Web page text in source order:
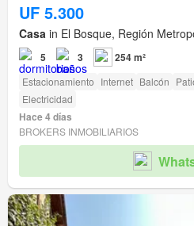
UF 5.300
Casa in El Bosque, Región
5 3 254 m²
Estacionamiento Internet Balcón
Electricidad
Hace 4 días
BROKERS INMOBILIARIOS